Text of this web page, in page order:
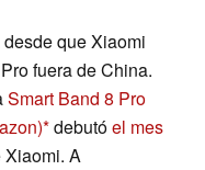
que Xiaomi
fuera de China.
Smart Band 8 Pro
debutóel mes
Xiaomi. A